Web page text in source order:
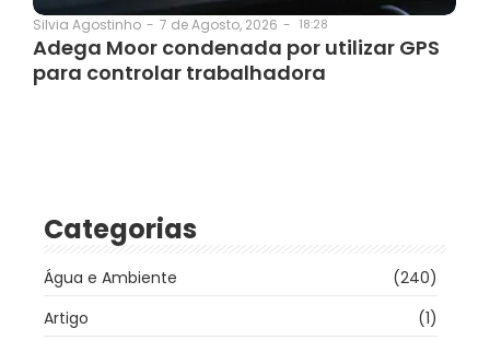
Silvia Agostinho - 7 de Agosto, 2026 - 18:28
Adega Moor condenada por utilizar GPS
para controlar trabalhadora
Categorias
Água e Ambiente
(240)
Artigo
(1)